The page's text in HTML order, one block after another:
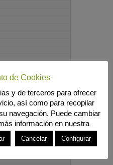
de Cookies
y de terceros para ofrecer
así como para recopilar
navegación. Puede cambiar
información en nuestra
Cancelar Configurar